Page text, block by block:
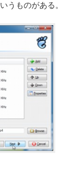
うものがある。